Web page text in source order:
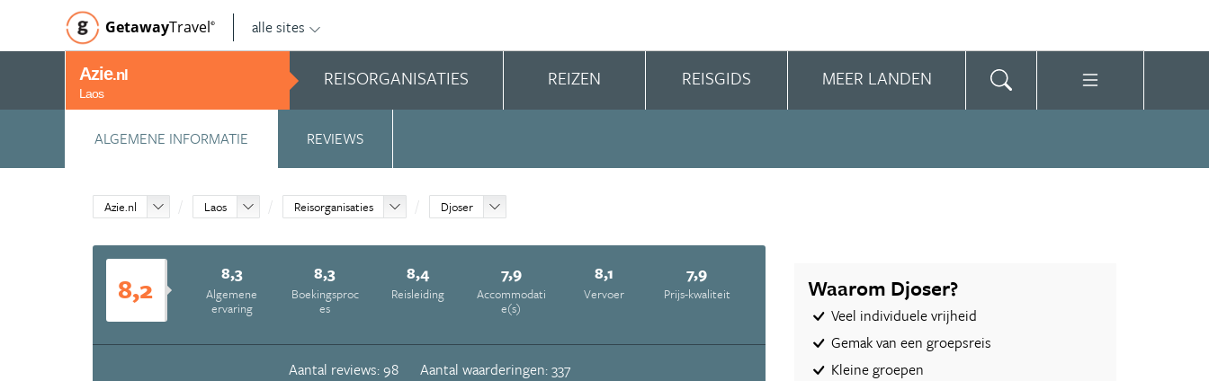
GetawayTravel© alle sites
Azie.nl
Laos
REISORGANISATIES REIZEN REISGIDS MEER LANDEN
ALGEMENE INFORMATIE REVIEWS
Azie.nl Laos Reisorganisaties Djoser
8,2 8,3
Algemene
ervaring
8,3
Boekingsproc
es
8,4
Reisleiding
7,9
Accommodati
e(s)
8,1
Vervoer
7,9
Prijs-kwaliteit
Aantal reviews: 98 Aantal waarderingen: 337
Waarom Djoser?
Veel individuele vrijheid
Gemak van een groepsreis
Kleine groepen